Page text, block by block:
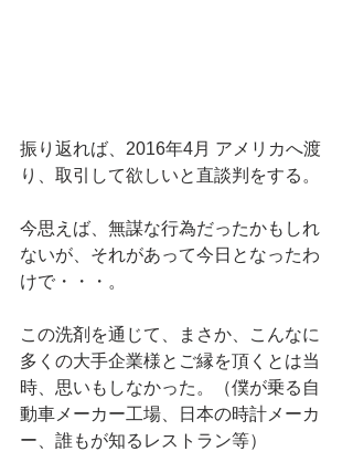
振り返れば、2016年4月 アメリカへ渡
り、取引して欲しいと直談判をする。
今思えば、無謀な行為だったかもしれ
ないが、それがあって今日となったわ
けで・・・。
この洗剤を通じて、まさか、こんなに
多くの大手企業様とご縁を頂くとは当
時、思いもしなかった。（僕が乗る自
動車メーカー工場、日本の時計メーカ
ー、誰もが知るレストラン等）